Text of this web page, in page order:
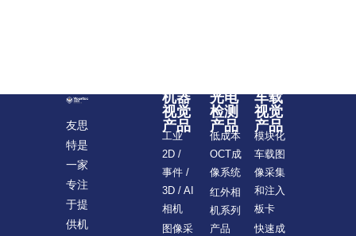
友思
特是
一家
专注
于提
供机
机器
视觉
产品
工业
2D /
事件 /
3D / AI
相机
图像采
光电
检测
产品
低成本
OCT成
像系统
红外相
机系列
产品
车载
视觉
产品
模块化
车载图
像采集
和注入
板卡
快速成